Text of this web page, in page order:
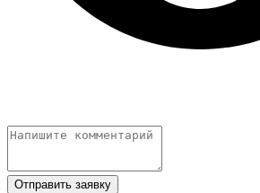
Отправить заявку